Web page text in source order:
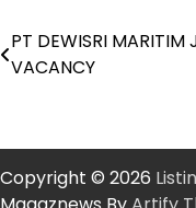
Post
navigation
PT DEWISRI MARITIM
VACANCY
Copyright © 2026